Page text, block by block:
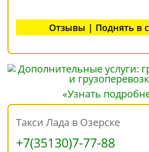
Отзывы | Поднять в
«Узнать
Такси Лада в Озерске
+7(35130)7-77-88